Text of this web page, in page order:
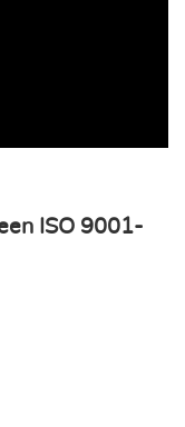
ISO 9001-